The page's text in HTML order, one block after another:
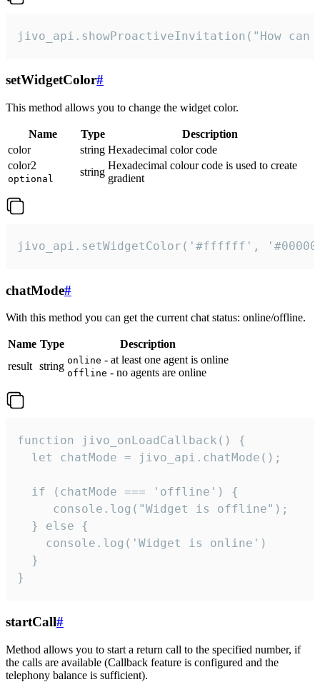
jivo_api.showProactiveInvitation("How
setWidgetColor#
This method allows you to change the widget color.
Name Type
Description
color
string Hexadecimal color code
color2
optional
string
Hexadecimal colour code is used to create
gradient
jivo_api.setWidgetColor('#ffffff',
chatMode#
With this method you can get the current chat status: online/offline.
Name Type
Description
result string online - at least one agent is online
offline - no agents are online
function jivo_onLoadCallback() {
  let chatMode = jivo_api.chatMode();
  if (chatMode === 'offline') {
     console.log("Widget is offline");
  } else {
    console.log('Widget is online')
  }
}
startCall#
Method allows you to start a return call to the specified number, if
the calls are available (Callback feature is configured and the
telephony balance is sufficient).